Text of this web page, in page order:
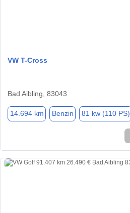
VW T-Cross
Bad Aibling, 83043
14.694 km Benzin 81 kw (110 PS)